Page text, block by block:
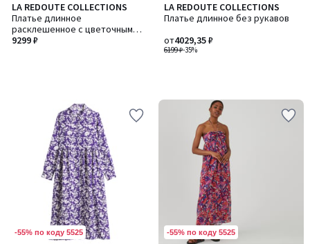
LA REDOUTE COLLECTIONS
Платье длинное
расклешенное с цветочным
принтом
9299 ₽
LA REDOUTE COLLECTIONS
Платье длинное без рукавов
6199 ₽-35%
от4029,35 ₽
-55% по коду 5525 -55% по коду 5525